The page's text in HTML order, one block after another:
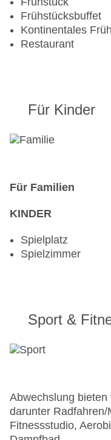
Frühstücksbuffet
Kontinentales
Restaurant
Für Kinder
Für Familien
KINDER
Spielplatz
Spielzimmer
Sport &
Abwechslung
darunter
Fitnessstudio,